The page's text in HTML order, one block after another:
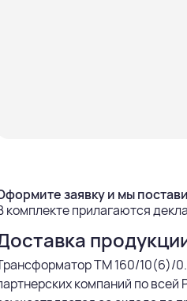
заявку и мы
комплекте прилагаются
ТМ 160/10(6)/
компаний по